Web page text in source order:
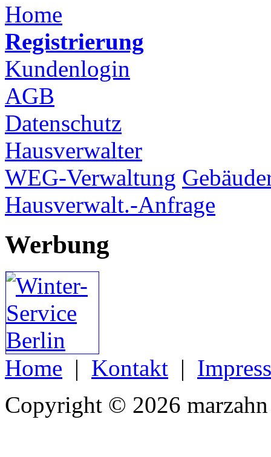
Home
Registrierung
Kundenlogin
AGB
Datenschutz
Hausverwalter
WEG-Verwaltung
Hausverwalt.-Anfrage
Werbung
Home | Kontakt |
Copyright © 2026